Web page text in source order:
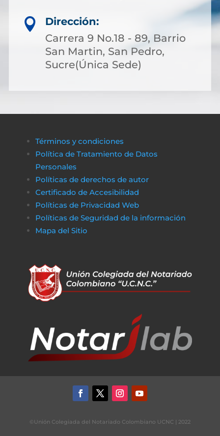

Dirección:
Carrera 9 No.18 - 89, Barrio
San Martin, San Pedro,
Sucre(Única Sede)
Términos y condiciones
Política de Tratamiento de Datos
Personales
Políticas de derechos de autor
Certificado de Accesibilidad
Políticas de Privacidad Web
Políticas de Seguridad de la información
Mapa del Sitio
©Unión Colegiada del Notariado Colombiano UCNC | 2022